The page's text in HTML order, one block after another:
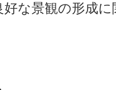
な景観の形成